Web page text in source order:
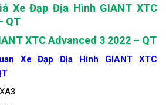
Xe Đạp Địa Hình GIANT XTC
QT
XTC Advanced 3 2022 – QT
Xe Đạp Địa Hình GIANT XTC